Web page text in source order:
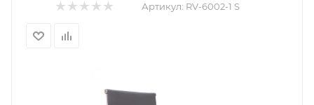
Артикул: RV-6002-1 S